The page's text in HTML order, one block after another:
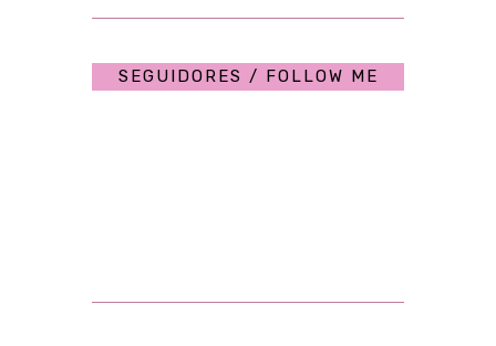
SEGUIDORES / FOLLOW ME